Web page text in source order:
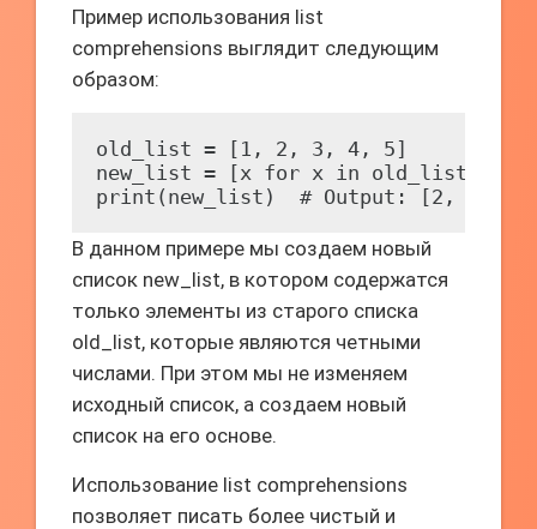
Пример использования list
comprehensions выглядит следующим
образом:
old_list = [1, 2, 3, 4, 5]
new_list = [x for x in old_list if x
print(new_list)  # Output: [2, 4]
В данном примере мы создаем новый
список new_list, в котором содержатся
только элементы из старого списка
old_list, которые являются четными
числами. При этом мы не изменяем
исходный список, а создаем новый
список на его основе.
Использование list comprehensions
позволяет писать более чистый и